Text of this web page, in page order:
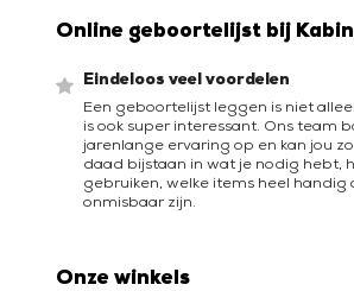
Online geboortelijst bij
Eindeloos veel voordelen
Een geboortelijst leggen is niet
is ook super interessant. Ons team
jarenlange ervaring op en kan jou
daad bijstaan in wat je nodig hebt,
gebruiken, welke items heel handig
onmisbaar zijn.
Onze winkels